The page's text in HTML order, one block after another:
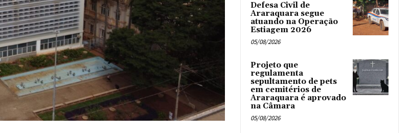
Defesa Civil de
Araraquara segue
atuando na Operação
Estiagem 2026
05/08/2026
Projeto que
regulamenta
sepultamento de pets
em cemitérios de
Araraquara é aprovado
na Câmara
05/08/2026